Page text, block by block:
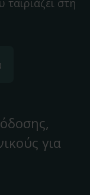
στη
για